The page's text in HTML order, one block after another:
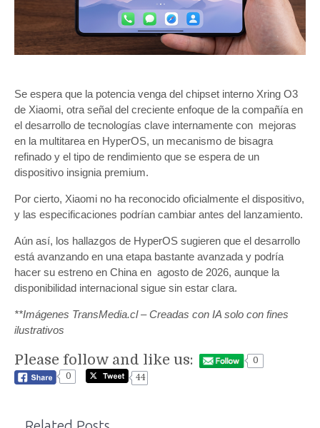
Se espera que la potencia venga del chipset interno Xring O3
de Xiaomi, otra señal del creciente enfoque de la compañía en
el desarrollo de tecnologías clave internamente con mejoras
en la multitarea en HyperOS, un mecanismo de bisagra
refinado y el tipo de rendimiento que se espera de un
dispositivo insignia premium.
Por cierto, Xiaomi no ha reconocido oficialmente el dispositivo,
y las especificaciones podrían cambiar antes del lanzamiento.
Aún así, los hallazgos de HyperOS sugieren que el desarrollo
está avanzando en una etapa bastante avanzada y podría
hacer su estreno en China en agosto de 2026, aunque la
disponibilidad internacional sigue sin estar clara.
**Imágenes TransMedia.cl – Creadas con IA solo con fines
ilustrativos
Please follow and like us:
0
0
44